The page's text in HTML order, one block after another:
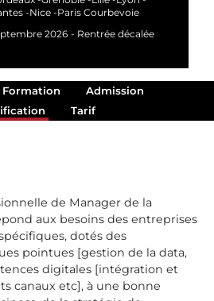
Nice Paris Courbevoie
2026 - Rentrée décalée
Formation
Admission
Tarif
de Manager de la
aux besoins des entreprises
dotés des
pointues [gestion de la data,
digitales [intégration et
canaux etc], à une bonne